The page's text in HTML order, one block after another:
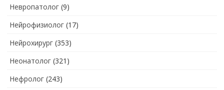
Невропатолог (9)
Нейрофизиолог (17)
Нейрохирург (353)
Неонатолог (321)
Нефролог (243)